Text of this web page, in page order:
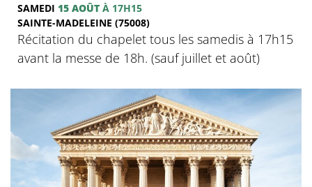
SAMEDI 15 AOÛT À 17H15
SAINTE-MADELEINE (75008)
Récitation du chapelet tous les samedis à 17h15
avant la messe de 18h. (sauf juillet et août)